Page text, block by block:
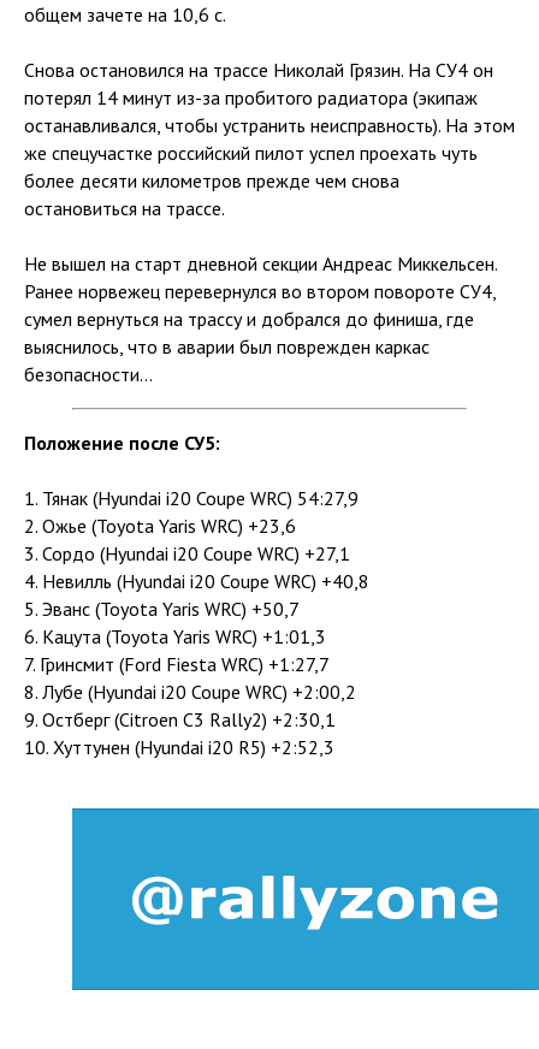
общем зачете на 10,6 с.
Снова остановился на трассе Николай Грязин. На СУ4 он
потерял 14 минут из-за пробитого радиатора (экипаж
останавливался, чтобы устранить неисправность). На этом
же спецучастке российский пилот успел проехать чуть
более десяти километров прежде чем снова
остановиться на трассе.
Не вышел на старт дневной секции Андреас Миккельсен.
Ранее норвежец перевернулся во втором повороте СУ4,
сумел вернуться на трассу и добрался до финиша, где
выяснилось, что в аварии был поврежден каркас
безопасности...
Положение после СУ5:
1. Тянак (Hyundai i20 Coupe WRC) 54:27,9
2. Ожье (Toyota Yaris WRC) +23,6
3. Сордо (Hyundai i20 Coupe WRC) +27,1
4. Невилль (Hyundai i20 Coupe WRC) +40,8
5. Эванс (Toyota Yaris WRC) +50,7
6. Кацута (Toyota Yaris WRC) +1:01,3
7. Гринсмит (Ford Fiesta WRC) +1:27,7
8. Лубе (Hyundai i20 Coupe WRC) +2:00,2
9. Остберг (Citroen C3 Rally2) +2:30,1
10. Хуттунен (Hyundai i20 R5) +2:52,3